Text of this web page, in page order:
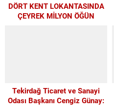
DÖRT KENT LOKANTASINDA
ÇEYREK MİLYON ÖĞÜN
Tekirdağ Ticaret ve Sanayi
Odası Başkanı Cengiz Günay: